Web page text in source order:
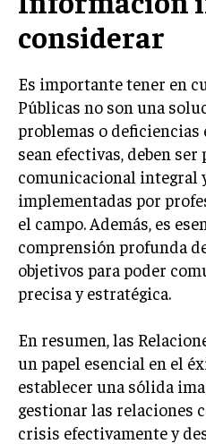
ÉTICA
SOCIAL
Acerca de Últimas entradas
Ricardo
Soy Ricardo
comunicación
experiencia,
estrategias de
poesía y el ajedrez, siempre
Aparece en periódicos
Infórmate aquí.
considerar
Es importante tener en
Públicas no son una
problemas o deficiencias
sean efectivas, deben
comunicacional integral
implementadas por
el campo. Además, es
comprensión profunda
objetivos para poder
precisa y estratégica.
En resumen, las
un papel esencial en el
establecer una sólida
gestionar las relaciones
crisis efectivamente y